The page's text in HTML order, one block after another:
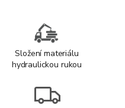
Složení materiálu
hydraulickou rukou